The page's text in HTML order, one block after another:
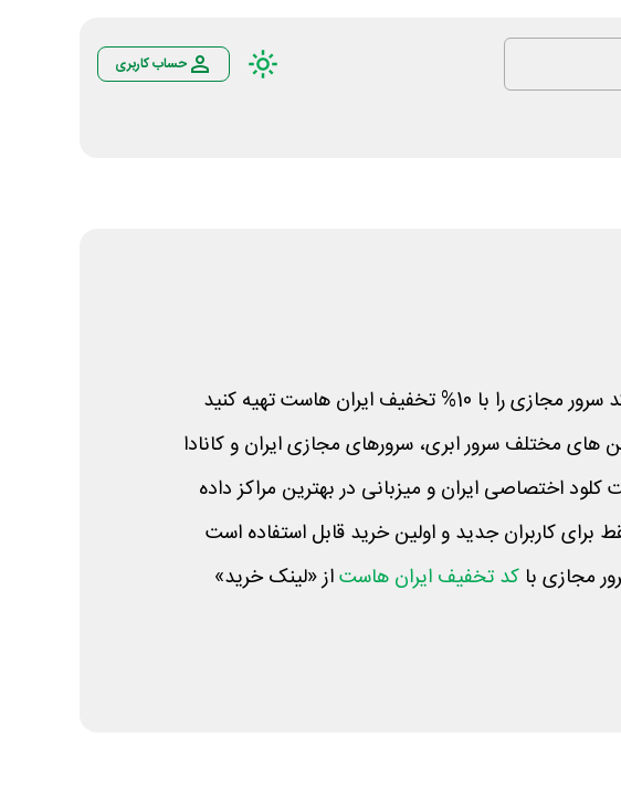
حساب کاربری
را با 10% تخفیف ایران هاست تهیه کنید
های مختلف سرور ابری، سرورهای مجازی ایران و کانادا
کلود اختصاصی ایران و میزبانی در بهترین مراکز داده
برای کاربران جدید و اولین خرید قابل استفاده است
مجازی با کد تخفیف ایران هاستاز «لینک خرید»